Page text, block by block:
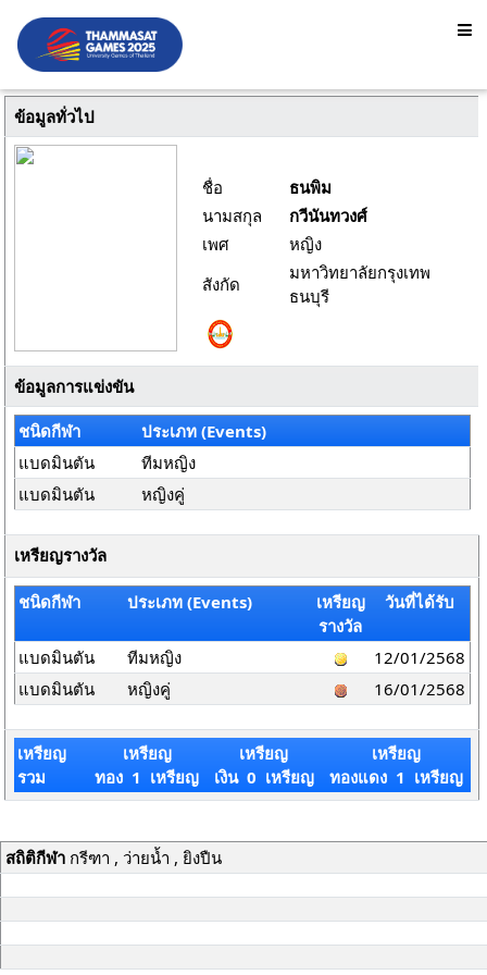
ข้อมูลทั่วไป
ชื่อ
ธนพิม
นามสกุล
กวีนันทวงศ์
เพศ
หญิง
สังกัด
มหาวิทยาลัยกรุงเทพ
ธนบุรี
ข้อมูลการแข่งขัน
ชนิดกีฬา
ประเภท (Events)
แบดมินตัน
ทีมหญิง
แบดมินตัน
หญิงคู่
เหรียญรางวัล
ชนิดกีฬา ประเภท (Events)
เหรียญ
รางวัล
วันที่ได้รับ
แบดมินตัน ทีมหญิง
12/01/2568
แบดมินตัน
หญิงคู่ 16/01/2568
เหรียญ
รวม
เหรียญ
ทอง 1 เหรียญ
เหรียญ
เงิน 0 เหรียญ
เหรียญ
ทองแดง 1 เหรียญ
สถิติกีฬากรีฑา , ว่ายน้ำ , ยิงปืน